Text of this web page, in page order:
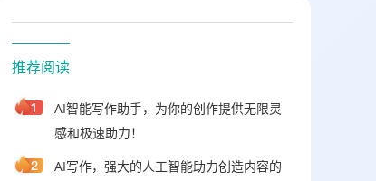
推荐阅读
AI智能写作助手，为你的创作提供无限灵
感和极速助力！
AI写作，强大的人工智能助力创造内容的